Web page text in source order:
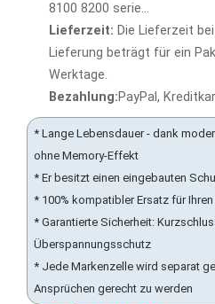
8100 8200 serie...
Lieferzeit: Die Lieferzeit
Lieferung beträgt für ein
Werktage.
Bezahlung:PayPal,
* Lange Lebensdauer - dank
ohne Memory-Effekt
* Er besitzt einen eingebauten
* 100% kompatibler Ersatz für
* Garantierte Sicherheit:
Überspannungsschutz
* Jede Markenzelle wird separat
Ansprüchen gerecht zu werden